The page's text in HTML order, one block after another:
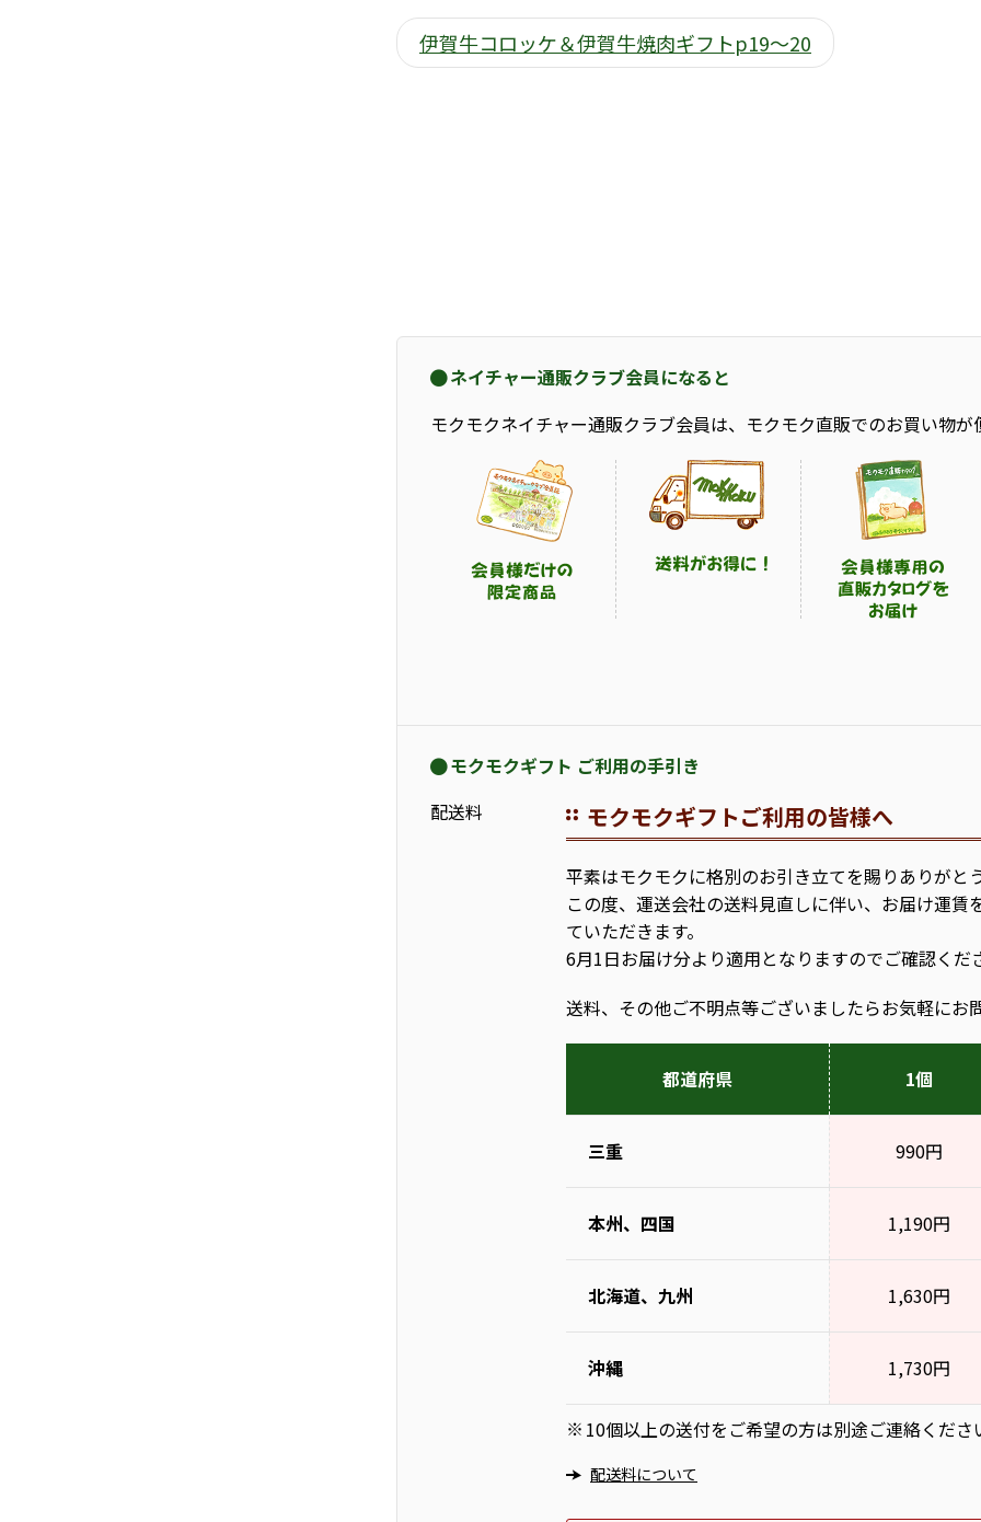
伊賀牛コロッケ＆伊賀牛焼肉ギフトp19～20
ネイチャー通販クラブ会員になると
モクモクネイチャー通販クラブ会員は、モクモク直販でのお買い物が
モクモクギフト ご利用の手引き
配送料
モクモクギフトご利用の皆様へ
平素はモクモクに格別のお引き立てを賜りありがと
この度、運送会社の送料見直しに伴い、お届け運
ていただきます。
6月1日お届け分より適用となりますのでご確認くだ
送料、その他ご不明点等ございましたらお気軽にお
都道府県 1個
三重 990円
本州、四国 1,190円
北海道、九州 1,630円
沖縄 1,730円
※ 10個以上の送付をご希望の方は別途ご連絡くださ
配送料について